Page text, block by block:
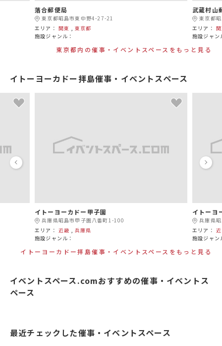
落合郵便局
東京都昭島市東中野4-27-21
エリア： 関東 ,東京都
施設ジャンル：
武蔵村山
東京都
エリア：
施設ジャン
東京都内の催事・イベントスペースをもっと見る
イトーヨーカドー拝島催事・イベントスペース
イトーヨーカドー甲子園
兵庫県昭島市甲子園八番町1-100
エリア： 近畿 ,兵庫県
施設ジャンル：
イトーヨ
兵庫県
エリア：
施設ジャン
イトーヨーカドー拝島催事・イベントスペースをもっと見る
イベントスペース.comおすすめの催事・イベントス
ペース
最近チェックした催事・イベントスペース